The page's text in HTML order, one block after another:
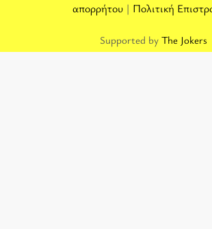
απορρήτου | Πολιτική
Supported by The Jokers